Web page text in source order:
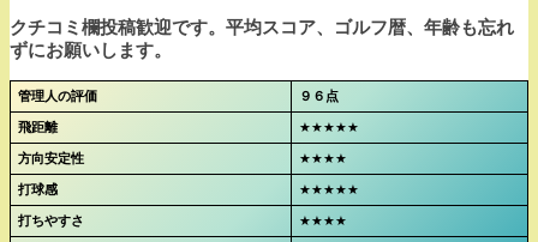
クチコミ欄投稿歓迎です。平均スコア、ゴルフ暦、年齢も忘れ
ずにお願いします。
管理人の評価 ９６点
飛距離 ★★★★★
方向安定性 ★★★★
打球感 ★★★★★
打ちやすさ ★★★★